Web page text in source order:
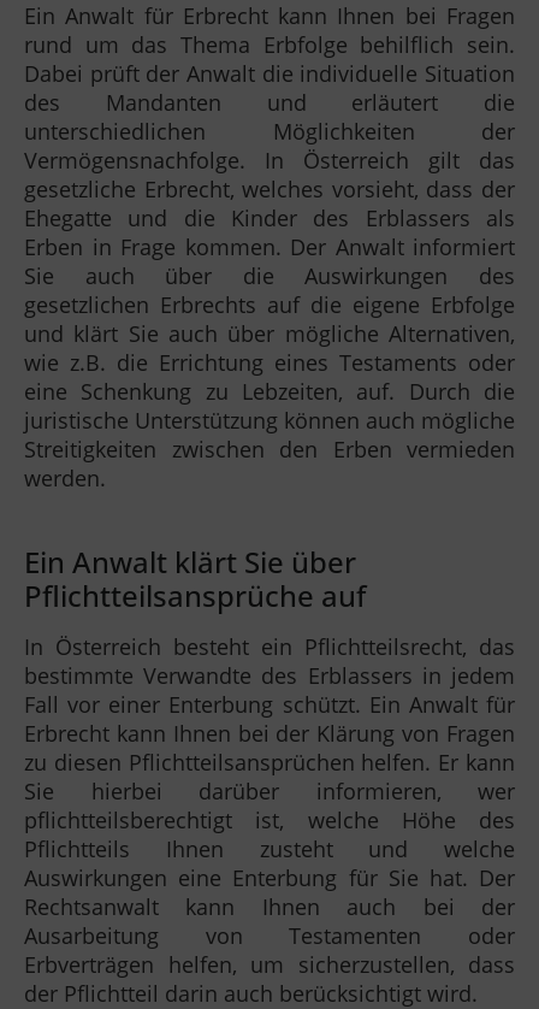
Ein Anwalt für Erbrecht kann Ihnen bei Fragen
rund um das Thema Erbfolge behilflich sein.
Dabei prüft der Anwalt die individuelle Situation
des Mandanten und erläutert die
unterschiedlichen Möglichkeiten der
Vermögensnachfolge. In Österreich gilt das
gesetzliche Erbrecht, welches vorsieht, dass der
Ehegatte und die Kinder des Erblassers als
Erben in Frage kommen. Der Anwalt informiert
Sie auch über die Auswirkungen des
gesetzlichen Erbrechts auf die eigene Erbfolge
und klärt Sie auch über mögliche Alternativen,
wie z.B. die Errichtung eines Testaments oder
eine Schenkung zu Lebzeiten, auf. Durch die
juristische Unterstützung können auch mögliche
Streitigkeiten zwischen den Erben vermieden
werden.
Ein Anwalt klärt Sie über
Pflichtteilsansprüche auf
In Österreich besteht ein Pflichtteilsrecht, das
bestimmte Verwandte des Erblassers in jedem
Fall vor einer Enterbung schützt. Ein Anwalt für
Erbrecht kann Ihnen bei der Klärung von Fragen
zu diesen Pflichtteilsansprüchen helfen. Er kann
Sie hierbei darüber informieren, wer
pflichtteilsberechtigt ist, welche Höhe des
Pflichtteils Ihnen zusteht und welche
Auswirkungen eine Enterbung für Sie hat. Der
Rechtsanwalt kann Ihnen auch bei der
Ausarbeitung von Testamenten oder
Erbverträgen helfen, um sicherzustellen, dass
der Pflichtteil darin auch berücksichtigt wird.